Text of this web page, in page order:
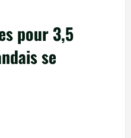
pour 3,5
se